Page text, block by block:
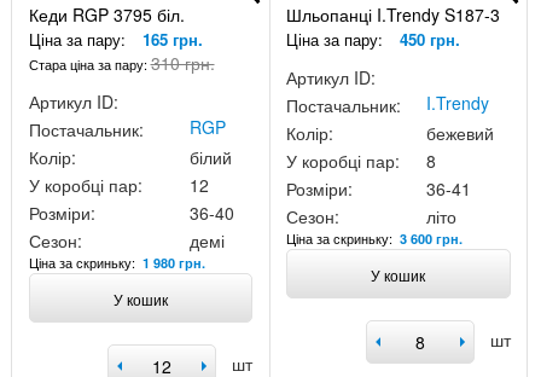
Кеди RGP 3795 біл.
Ціна за пару: 165 грн.
Стара ціна за пару:310 грн.
Артикул ID:
Постачальник:
RGP
Колір:
білий
У коробці пар:
12
Розміри:
36-40
Сезон:
демі
Ціна за скриньку: 1 980 грн.
У кошик
шт
Шльопанці I.Trendy S187-3
Ціна за пару: 450 грн.
Артикул ID:
Постачальник:
I.Trendy
Колір:
бежевий
У коробці пар:
8
Розміри:
36-41
Сезон:
літо
Ціна за скриньку:3 600 грн.
У кошик
шт